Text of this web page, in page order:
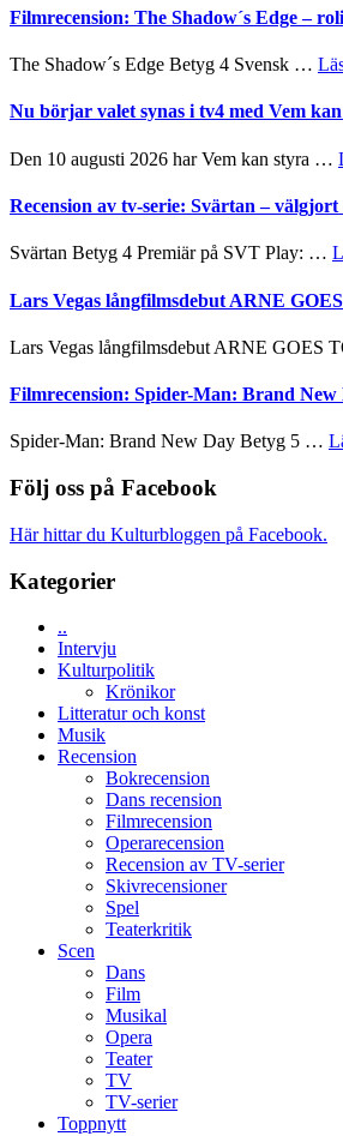
Filmrecension: The Shadow´s Edge –
The Shadow´s Edge Betyg 4 Svensk …
Nu börjar valet synas i tv4 med Vem
Den 10 augusti 2026 har Vem kan styra …
Recension av tv-serie: Svärtan –
Svärtan Betyg 4 Premiär på SVT Play: …
Lars Vegas långfilmsdebut ARNE
Lars Vegas långfilmsdebut ARNE GOES
Filmrecension: Spider-Man: Brand
Spider-Man: Brand New Day Betyg 5 …
Följ oss på Facebook
Här hittar du Kulturbloggen på Facebook.
Kategorier
..
Intervju
Kulturpolitik
Krönikor
Litteratur och konst
Musik
Recension
Bokrecension
Dans recension
Filmrecension
Operarecension
Recension av TV-serier
Skivrecensioner
Spel
Teaterkritik
Scen
Dans
Film
Musikal
Opera
Teater
TV
TV-serier
Toppnytt